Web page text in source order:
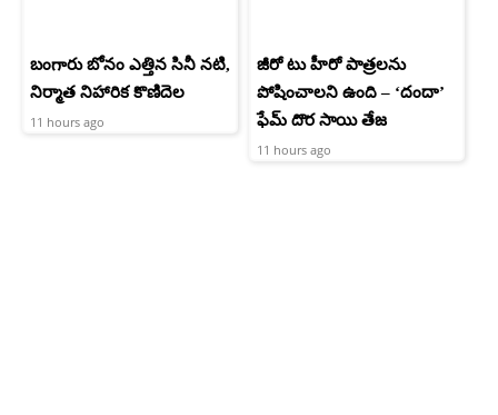
బంగారు బోనం ఎత్తిన సినీ నటి,
నిర్మాత నిహారిక కొణిదెల
11 hours ago
జీరో టు హీరో పాత్రలను
పోషించాలని ఉంది – ‘దందా’
ఫేమ్ దొర సాయి తేజ
11 hours ago